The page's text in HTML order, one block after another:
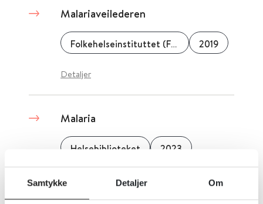
Samtykke Detaljer Om
Malariaveilederen
Folkehelseinstituttet (FHI) 2019
Detaljer
Malaria
Helsebiblioteket 2023
Magnetisk konvulsiv terapi for